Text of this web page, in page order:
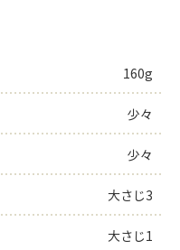
160g
少々
少々
大さじ3
大さじ1